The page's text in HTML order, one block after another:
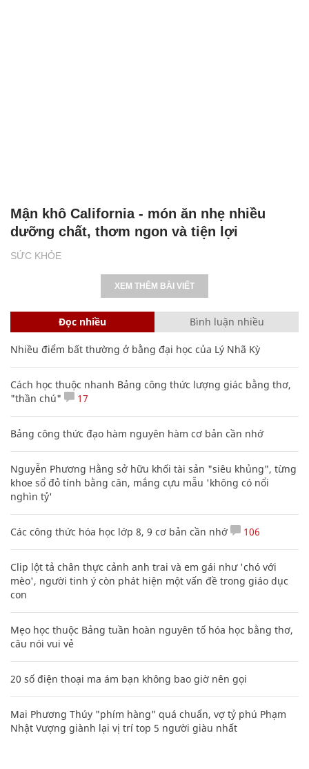
SỨC KHỎE
Mận khô California - món ăn nhẹ nhiều
dưỡng chất, thơm ngon và tiện lợi
XEM THÊM BÀI VIẾT
Đọc nhiều Bình luận nhiều
Nhiều điểm bất thường ở bằng đại học của Lý Nhã Kỳ
Cách học thuộc nhanh Bảng công thức lượng giác bằng thơ,
"thần chú"
17
Bảng công thức đạo hàm nguyên hàm cơ bản cần nhớ
Nguyễn Phương Hằng sở hữu khối tài sản "siêu khủng", từng
khoe sổ đỏ tính bằng cân, mắng cựu mẫu 'không có nổi
nghìn tỷ'
Các công thức hóa học lớp 8, 9 cơ bản cần nhớ 106
Clip lột tả chân thực cảnh anh trai và em gái như 'chó với
mèo', người tinh ý còn phát hiện một vấn đề trong giáo dục
con
Mẹo học thuộc Bảng tuần hoàn nguyên tố hóa học bằng thơ,
câu nói vui vẻ
20 số điện thoại ma ám bạn không bao giờ nên gọi
Mai Phương Thúy "phím hàng" quá chuẩn, vợ tỷ phú Phạm
Nhật Vượng giành lại vị trí top 5 người giàu nhất